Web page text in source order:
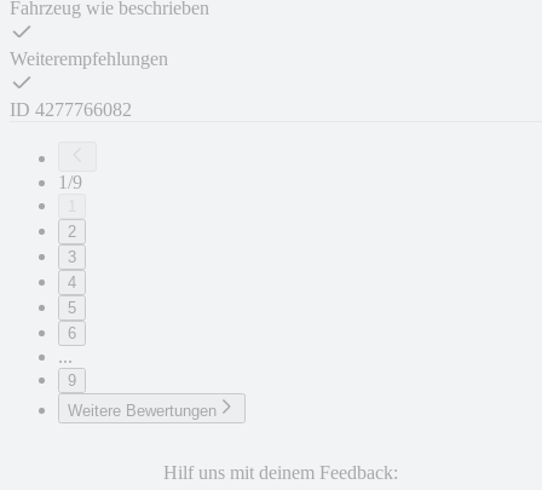
Fahrzeug wie beschrieben
Weiterempfehlungen
ID 4277766082
1/9
2
3
4
5
6
...
9
Weitere Bewertungen
Hilf uns mit deinem Feedback: